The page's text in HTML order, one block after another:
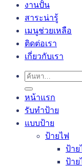
งานปั้น
สาระน่ารู้
เมนูช่วยเหลือ
ติดต่อเรา
เกี่ยวกับเรา
ค้นหา:
หน้าแรก
รับทำป้าย
แบบป้าย
ป้ายไฟ
ป้า
ป้าย